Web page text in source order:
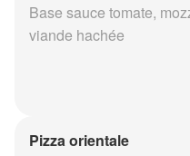
Base sauce tomate,
viande hachée
Pizza orientale